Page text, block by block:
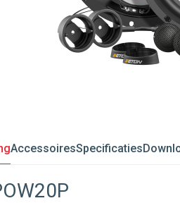
AccessoiresSpecificaties